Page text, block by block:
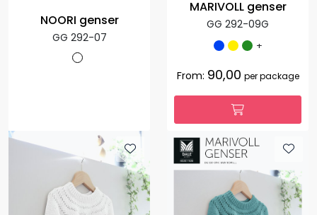
NOORI genser
GG 292-07
MARIVOLL genser
GG 292-09G
+
From: 90,00 per package